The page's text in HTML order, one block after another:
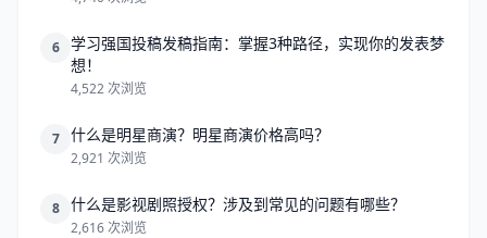
6
学习强国投稿发稿指南：掌握3种路径，实现你的发表梦
想！
4,522 次浏览
7 什么是明星商演？明星商演价格高吗？
2,921 次浏览
8 什么是影视剧照授权？涉及到常见的问题有哪些？
2,616 次浏览